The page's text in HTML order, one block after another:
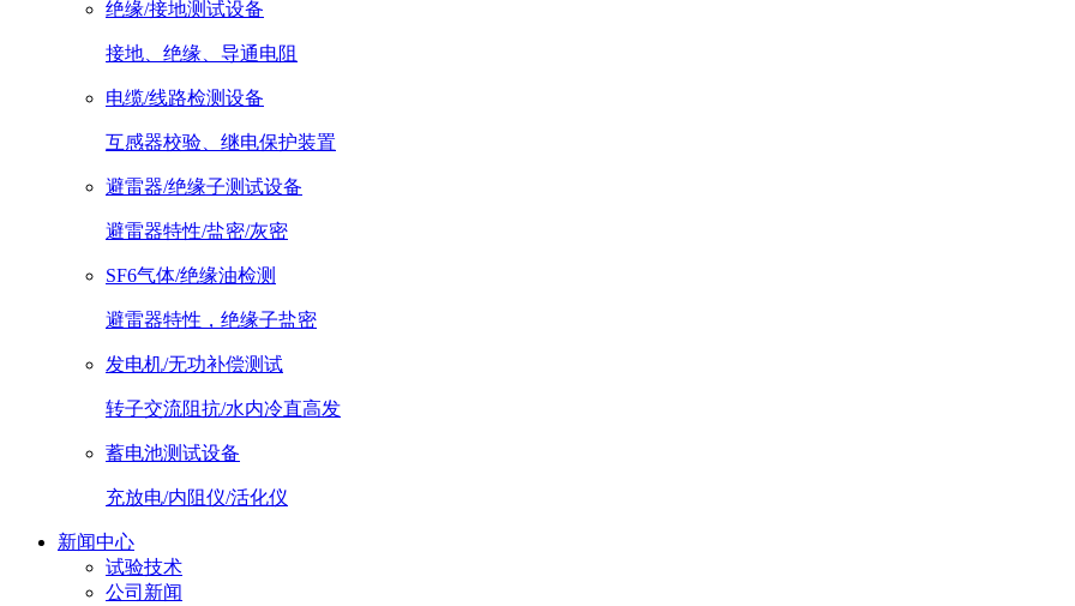
绝缘/接地测试设备
接地、绝缘、导通电阻
电缆/线路检测设备
互感器校验、继电保护装置
避雷器/绝缘子测试设备
避雷器特性/盐密/灰密
SF6气体/绝缘油检测
避雷器特性，绝缘子盐密
发电机/无功补偿测试
转子交流阻抗/水内冷直高发
蓄电池测试设备
充放电/内阻仪/活化仪
新闻中心
试验技术
公司新闻